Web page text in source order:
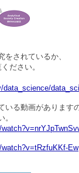
されているか、
ださい。
る動画がありますの
Ew